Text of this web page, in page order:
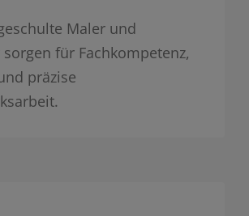
Maler und
sorgen für Fachkompetenz,
präzise